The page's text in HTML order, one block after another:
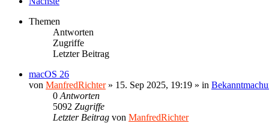
Themen
Antworten
Zugriffe
Letzter Beitrag
macOS 26
von ManfredRichter» 15. Sep 2025, 19:19 » in
0 Antworten
5092 Zugriffe
Letzter Beitrag von ManfredRichter